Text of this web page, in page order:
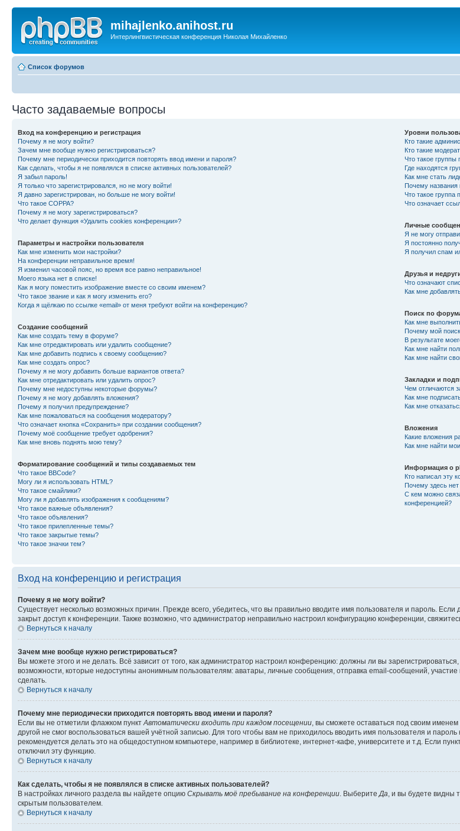
mihajlenko.anihost.ru
Интерлингвистическая конференция Николая Михайленко
Список форумов
Часто задаваемые вопросы
Вход на конференцию и регистрация
Почему я не могу войти?
Зачем мне вообще нужно регистрироваться?
Почему мне периодически приходится повторять ввод имени и пароля?
Как сделать, чтобы я не появлялся в списке активных пользователей?
Я забыл пароль!
Я только что зарегистрировался, но не могу войти!
Я давно зарегистрирован, но больше не могу войти!
Что такое COPPA?
Почему я не могу зарегистрироваться?
Что делает функция «Удалить cookies конференции»?
Параметры и настройки пользователя
Как мне изменить мои настройки?
На конференции неправильное время!
Я изменил часовой пояс, но время все равно неправильное!
Моего языка нет в списке!
Как я могу поместить изображение вместе со своим именем?
Что такое звание и как я могу изменить его?
Когда я щёлкаю по ссылке «email» от меня требуют войти на конференцию?
Создание сообщений
Как мне создать тему в форуме?
Как мне отредактировать или удалить сообщение?
Как мне добавить подпись к своему сообщению?
Как мне создать опрос?
Почему я не могу добавить больше вариантов ответа?
Как мне отредактировать или удалить опрос?
Почему мне недоступны некоторые форумы?
Почему я не могу добавлять вложения?
Почему я получил предупреждение?
Как мне пожаловаться на сообщения модератору?
Что означает кнопка «Сохранить» при создании сообщения?
Почему моё сообщение требует одобрения?
Как мне вновь поднять мою тему?
Форматирование сообщений и типы создаваемых тем
Что такое BBCode?
Могу ли я использовать HTML?
Что такое смайлики?
Могу ли я добавлять изображения к сообщениям?
Что такое важные объявления?
Что такое объявления?
Что такое прилепленные темы?
Что такое закрытые темы?
Что такое значки тем?
Уровни
Кто такие
Кто такие
Что такое группы
Где находятся
Как мне стать
Почему названия
Что такое группа
Что означает
Личные
Я не могу
Я постоянно
Я получил спам
Друзья и
Что означают
Как мне
Поиск по
Как мне
Почему мой поиск
В результате
Как мне найти
Как мне найти
Закладки и
Чем отличаются
Как мне
Как мне
Вложения
Какие вложения
Как мне найти
Информация о
Кто написал эту
Почему здесь
С кем можно
конференцией?
Вход на конференцию и регистрация
Почему я не могу войти?
Существует несколько возможных причин. Прежде всего, убедитесь, что вы правильно вводите имя пользователя и пароль.
закрыт доступ к конференции. Также возможно, что администратор неправильно настроил конфигурацию конференции,
Вернуться к началу
Зачем мне вообще нужно регистрироваться?
Вы можете этого и не делать. Всё зависит от того, как администратор настроил конференцию: должны ли вы
возможности, которые недоступны анонимным пользователям: аватары, личные сообщения, отправка email-сообщений, участие
сделать.
Вернуться к началу
Почему мне периодически приходится повторять ввод имени и пароля?
Если вы не отметили флажком пункт Автоматически входить при каждом посещении , вы сможете оставаться под своим
другой не смог воспользоваться вашей учётной записью. Для того чтобы вам не приходилось вводить имя пользователя и
рекомендуется делать это на общедоступном компьютере, например в библиотеке, интернет-кафе, университете и т.д. Если
отключил эту функцию.
Вернуться к началу
Как сделать, чтобы я не появлялся в списке активных пользователей?
В настройках личного раздела вы найдете опцию Скрывать моё пребывание на конференции . Выберите Да , и вы будете видны
скрытым пользователем.
Вернуться к началу